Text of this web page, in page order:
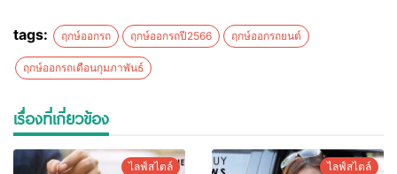
tags: ฤกษ์ออกรถ ฤกษ์ออกรถปี2566 ฤกษ์ออกรถยนต์
ฤกษ์ออกรถเดือนกุมภาพันธ์
เรื่องที่เกี่ยวข้อง
ไลฟ์สไตล์ ไลฟ์สไตล์